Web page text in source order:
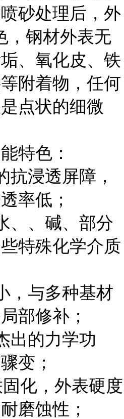
砂处理后，外
，钢材外表无
、氧化皮、铁
附着物，任何
点状的细微
特色：
抗浸透屏障，
率低；
、、碱、部分
特殊化学介质
，与多种基材
部修补；
出的力学功
变；
化，外表硬度
磨蚀性；